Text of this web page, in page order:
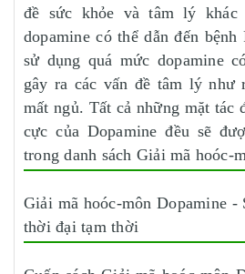
đề sức khỏe và tâm lý
dopamine có thể dẫn đến
sử dụng quá mức dopamine
gây ra các vấn đề tâm lý như
mất ngủ. Tất cả những mặt tác
cực của Dopamine đều sẽ
trong danh sách Giải mã hoóc-
Giải mã hoóc-môn Dopamine -
thời đại tạm thời